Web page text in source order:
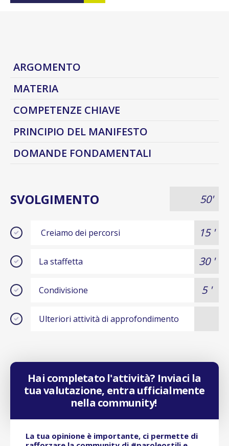
ARGOMENTO
MATERIA
COMPETENZE CHIAVE
PRINCIPIO DEL MANIFESTO
DOMANDE FONDAMENTALI
SVOLGIMENTO 50'
Creiamo dei percorsi
La staffetta
Condivisione
Ulteriori attività di approfondimento
Hai completato l'attività? Inviaci la
tua valutazione, entra ufficialmente
nella community!
La tua opinione è importante, ci permette di